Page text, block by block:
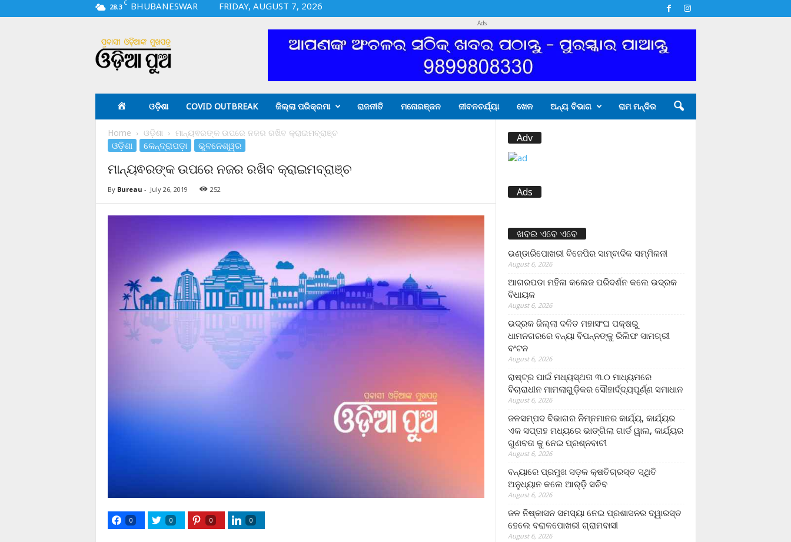
28.3 C BHUBANESWAR
FRIDAY, AUGUST 7, 2026
i
a
Ads
ଓଡ଼ିଶା COVID OUTBREAK ଜିଲ୍ଲା ପରିକ୍ରମା ରାଜନୀତି ମନୋରଞ୍ଜନ ଜୀବନଚର୍ଯ୍ୟା ଖେଳ ଅନ୍ୟ ବିଭାଗ ରାମ ମନ୍ଦିର
Home ଓଡ଼ିଶା ମାନ୍ୟଵରଙ୍କ ଉପରେ ନଜର ରଖିବ କ୍ରାଇମବ୍ରାଞ୍ଚ
ଓଡ଼ିଶା କେନ୍ଦ୍ରାପଡ଼ା ଭୁବନେଶ୍ୱର
ମାନ୍ୟଵରଙ୍କ ଉପରେ ନଜର ରଖିବ କ୍ରାଇମବ୍ରାଞ୍ଚ
By Bureau - July 26, 2019 252
0 0 0 0
Adv
Ads
ଖବର ଏବେ ଏବେ
ଭଣ୍ଡାରିପୋଖରୀ ବିଜେପିର ସାମ୍ବାଦିକ ସମ୍ମିଳନୀ
August 6, 2026
ଆଗରପଡା ମହିଳା କଲେଜ ପରିଦର୍ଶନ କଲେ ଭଦ୍ରକ
ବିଧାୟକ
August 6, 2026
ଭଦ୍ରକ ଜିଲ୍ଲା ଦଳିତ ମହାସଂଘ ପକ୍ଷରୁ
ଧାମନଗରରେ ବନ୍ୟା ବିପନ୍ନଙ୍କୁ ରିଲିଫ ସାମଗ୍ରୀ
ବଂଟନ
August 6, 2026
ରାଷ୍ଟ୍ର ପାଇଁ ମଧ୍ୟସ୍ଥତା ୩.୦ ମାଧ୍ୟମରେ
ବିଚାରାଧୀନ ମାମଲାଗୁଡ଼ିକର ସୌହାର୍ଦ୍ଦ୍ୟପୂର୍ଣ୍ଣ ସମାଧାନ
August 6, 2026
ଜଳସମ୍ପଦ ବିଭାଗର ନିମ୍ନମାନର କାର୍ଯ୍ୟ, କାର୍ଯ୍ୟର
ଏକ ସପ୍ତାହ ମଧ୍ୟରେ ଭାଙ୍ଗିଲା ଗାର୍ଡ ୱାଲ, କାର୍ଯ୍ୟର
ଗୁଣବତା କୁ ନେଇ ପ୍ରଶ୍ନବାଚୀ
August 6, 2026
ବନ୍ୟାରେ ପ୍ରମୁଖ ସଡ଼କ କ୍ଷତିଗ୍ରସ୍ତ ସ୍ଥିତି
ଅନୁଧ୍ୟାନ କଲେ ଆର୍‌ଡ଼ି ସଚିବ
August 6, 2026
ଜଳ ନିଷ୍କାସନ ସମସ୍ୟା ନେଇ ପ୍ରଶାସନର ଦ୍ୱାରସ୍ତ
ହେଲେ ବରାଳପୋଖରୀ ଗ୍ରାମବାସୀ
August 6, 2026